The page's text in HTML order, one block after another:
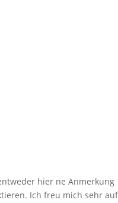
hier ne Anmerkung
Ich freu mich sehr auf